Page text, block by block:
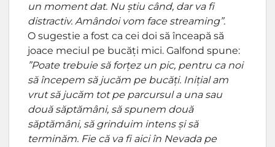
un moment dat. Nu știu când, dar va fi
distractiv. Amândoi vom face streaming”.
O sugestie a fost ca cei doi să înceapă să
joace meciul pe bucăți mici. Galfond spune:
”Poate trebuie să forțez un pic, pentru ca noi
să începem să jucăm pe bucăți. Inițial am
vrut să jucăm tot pe parcursul a una sau
două săptămâni, să spunem două
săptămâni, să grinduim intens și să
terminăm. Fie că va fi aici în Nevada pe